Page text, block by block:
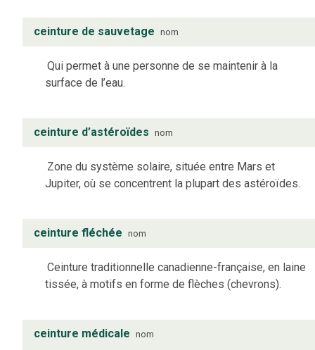
ceinture de sauvetage nom
Qui permet à une personne de se maintenir à la
surface de l’eau.
ceinture d’astéroïdes nom
Zone du système solaire, située entre Mars et
Jupiter, où se concentrent la plupart des astéroïdes.
ceinture fléchée nom
Ceinture traditionnelle canadienne-française, en laine
tissée, à motifs en forme de flèches (chevrons).
ceinture médicale nom